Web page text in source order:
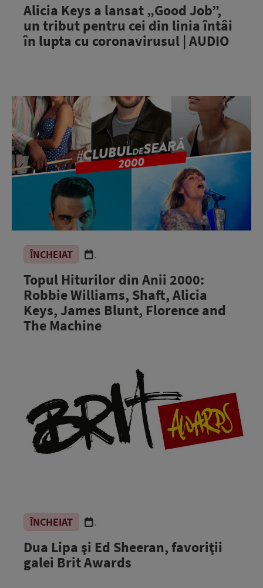
Alicia Keys a lansat „Good Job”,
un tribut pentru cei din linia întâi
în lupta cu coronavirusul | AUDIO
ÎNCHEIAT .
Topul Hiturilor din Anii 2000:
Robbie Williams, Shaft, Alicia
Keys, James Blunt, Florence and
The Machine
ÎNCHEIAT .
Dua Lipa şi Ed Sheeran, favoriţii
galei Brit Awards